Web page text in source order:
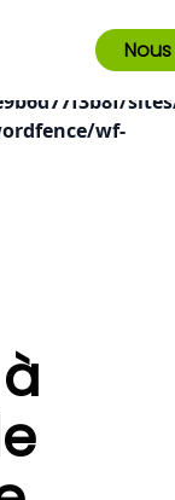
to parameter #3
in
wf-